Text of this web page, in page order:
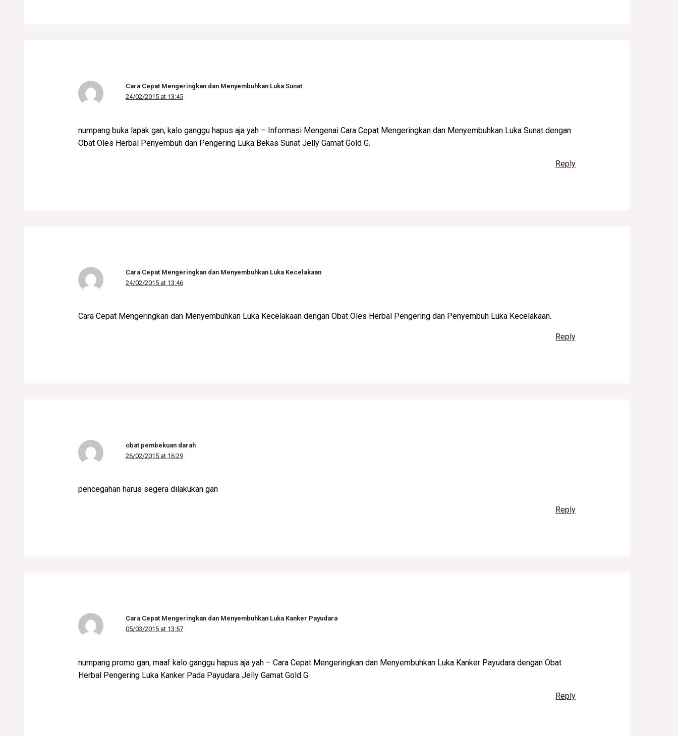
Cara Cepat Mengeringkan dan Menyembuhkan Luka Sunat
24/02/2015 at 13:45
numpang buka lapak gan, kalo ganggu hapus aja yah – Informasi Mengenai Cara Cepat Mengeringkan dan Menyembuhkan Luka Sunat dengan
Obat Oles Herbal Penyembuh dan Pengering Luka Bekas Sunat Jelly Gamat Gold G.
Reply
Cara Cepat Mengeringkan dan Menyembuhkan Luka Kecelakaan
24/02/2015 at 13:46
Cara Cepat Mengeringkan dan Menyembuhkan Luka Kecelakaan dengan Obat Oles Herbal Pengering dan Penyembuh Luka Kecelakaan.
Reply
obat pembekuan darah
26/02/2015 at 16:29
pencegahan harus segera dilakukan gan
Reply
Cara Cepat Mengeringkan dan Menyembuhkan Luka Kanker Payudara
05/03/2015 at 13:57
numpang promo gan, maaf kalo ganggu hapus aja yah – Cara Cepat Mengeringkan dan Menyembuhkan Luka Kanker Payudara dengan Obat
Herbal Pengering Luka Kanker Pada Payudara Jelly Gamat Gold G
Reply